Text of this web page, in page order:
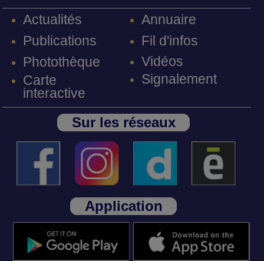
Actualités
Publications
Photothèque
Carte
interactive
Annuaire
Fil d'infos
Vidéos
Signalement
Sur les réseaux
Application